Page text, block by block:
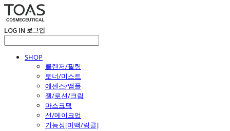
LOG IN 로그인
SHOP
클렌저/필링
토너/미스트
에센스/앰플
젤/로션/크림
마스크팩
선/메이크업
기능성[미백/링클]